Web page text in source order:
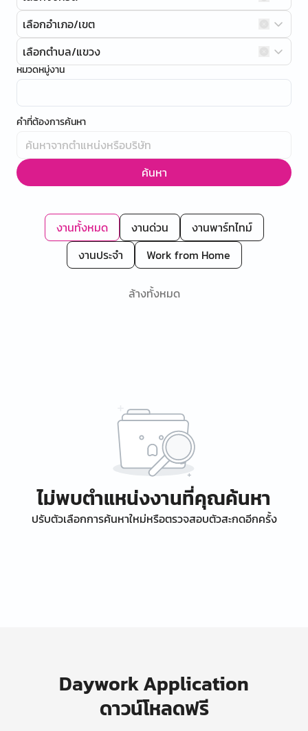
เลือกอำเภอ/เขต
เลือกตำบล/แขวง
หมวดหมู่งาน
คำที่ต้องการค้นหา
ค้นหา
งานทั้งหมด งานด่วน
งานพาร์ทไทม์
งานประจำ
Work from Home
ล้างทั้งหมด
ไม่พบตำแหน่งงานที่คุณค้นหา
ปรับตัวเลือกการค้นหาใหม่หรือตรวจสอบตัวสะกดอีกครั้ง
Daywork Application
ดาวน์โหลดฟรี